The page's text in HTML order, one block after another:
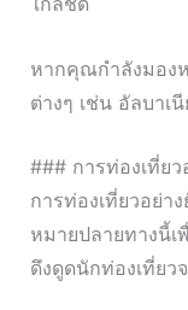
หากคุณกำลังมอง
ต่างๆ เช่น อัลบา
### การท่องเที่ย
การท่องเที่ยวอย่า
หมายปลายทางนี้เ
ดึงดูดนักท่องเที่ยว